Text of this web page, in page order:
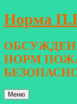
Перейти
к
Норма
НОРМ
Меню